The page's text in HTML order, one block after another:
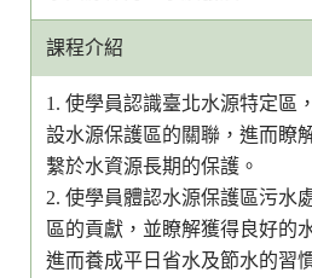
課程介紹
1. 使學員認識臺北水源特定區
設水源保護區的關聯，進而瞭
繫於水資源長期的保護。
2. 使學員體認水源保護區污水
區的貢獻，並瞭解獲得良好的
進而養成平日省水及節水的習